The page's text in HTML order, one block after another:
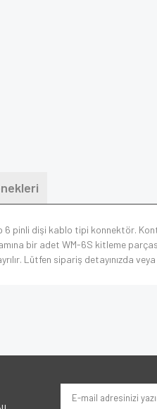
6 pinli dişi kablo tipi konnektör.
bir adet WM-6S kitleme
Lütfen sipariş detayınızda